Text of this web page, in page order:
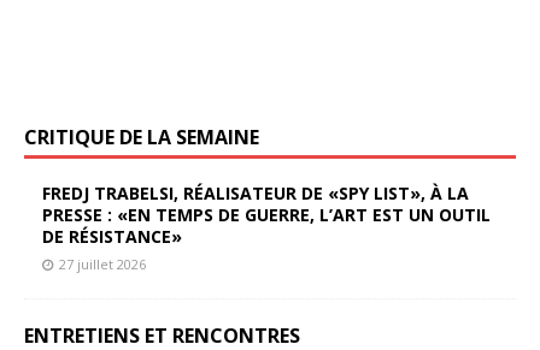
CRITIQUE DE LA SEMAINE
FREDJ TRABELSI, RÉALISATEUR DE «SPY LIST», À LA
PRESSE : «EN TEMPS DE GUERRE, L’ART EST UN OUTIL
DE RÉSISTANCE»
27 juillet 2026
ENTRETIENS ET RENCONTRES